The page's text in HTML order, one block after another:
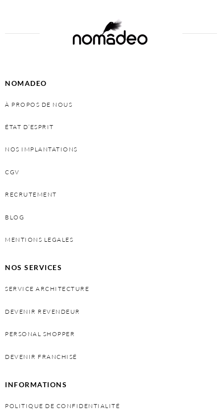
NOMADEO
À PROPOS DE NOUS
ÉTAT D’ESPRIT
NOS IMPLANTATIONS
CGV
RECRUTEMENT
BLOG
MENTIONS LEGALES
NOS SERVICES
SERVICE ARCHITECTURE
DEVENIR REVENDEUR
PERSONAL SHOPPER
DEVENIR FRANCHISÉ
INFORMATIONS
POLITIQUE DE CONFIDENTIALITÉ